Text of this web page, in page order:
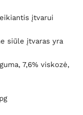
įtvarui
siūle įtvaras yra
7,6% viskozė,